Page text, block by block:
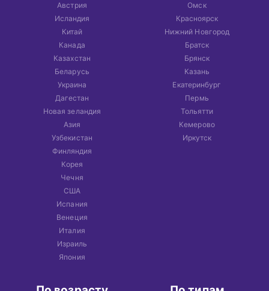
Австрия
Исландия
Китай
Канада
Казахстан
Беларусь
Украина
Дагестан
Новая зеландия
Азия
Узбекистан
Финляндия
Корея
Чечня
США
Испания
Венеция
Италия
Израиль
Япония
Омск
Красноярск
Нижний Новгород
Братск
Брянск
Казань
Екатеринбург
Пермь
Тольятти
Кемерово
Иркутск